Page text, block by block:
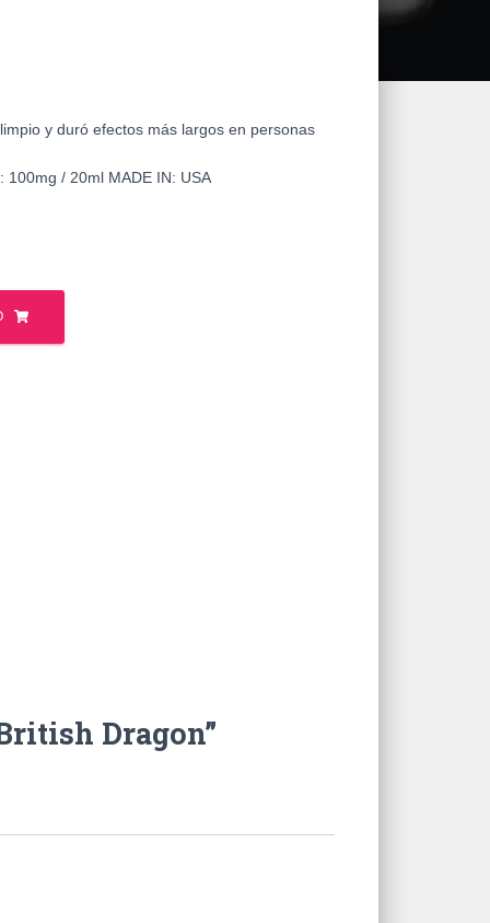
y duró efectos más largos en personas
100mg / 20ml MADE IN: USA
Dragon”